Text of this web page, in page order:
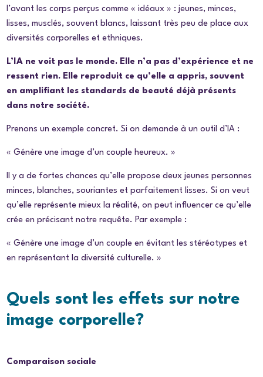
l’avant les corps perçus comme « idéaux » : jeunes, minces,
lisses, musclés, souvent blancs, laissant très peu de place aux
diversités corporelles et ethniques.
L’IA ne voit pas le monde. Elle n’a pas d’expérience et ne
ressent rien. Elle reproduit ce qu’elle a appris, souvent
en amplifiant les standards de beauté déjà présents
dans notre société.
Prenons un exemple concret. Si on demande à un outil d’IA :
« Génère une image d’un couple heureux. »
Il y a de fortes chances qu’elle propose deux jeunes personnes
minces, blanches, souriantes et parfaitement lisses. Si on veut
qu’elle représente mieux la réalité, on peut influencer ce qu’elle
crée en précisant notre requête. Par exemple :
« Génère une image d’un couple en évitant les stéréotypes et
en représentant la diversité culturelle. »
Quels sont les effets sur notre
image corporelle?
Comparaison sociale